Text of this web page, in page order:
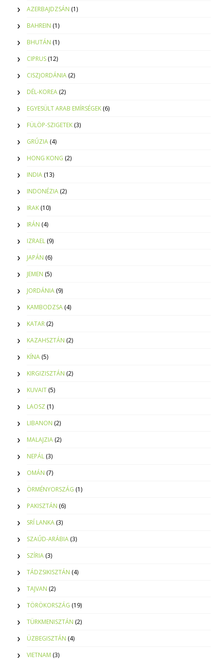
AZERBAJDZSÁN (1)
BAHREIN (1)
BHUTÁN (1)
CIPRUS (12)
CISZJORDÁNIA (2)
DÉL-KOREA (2)
EGYESÜLT ARAB EMÍRSÉGEK (6)
FÜLÖP-SZIGETEK (3)
GRÚZIA (4)
HONG KONG (2)
INDIA (13)
INDONÉZIA (2)
IRAK (10)
IRÁN (4)
IZRAEL (9)
JAPÁN (6)
JEMEN (5)
JORDÁNIA (9)
KAMBODZSA (4)
KATAR (2)
KAZAHSZTÁN (2)
KÍNA (5)
KIRGIZISZTÁN (2)
KUVAIT (5)
LAOSZ (1)
LIBANON (2)
MALAJZIA (2)
NEPÁL (3)
OMÁN (7)
ÖRMÉNYORSZÁG (1)
PAKISZTÁN (6)
SRÍ LANKA (3)
SZAÚD-ARÁBIA (3)
SZÍRIA (3)
TÁDZSIKISZTÁN (4)
TAJVAN (2)
TÖRÖKORSZÁG (19)
TÜRKMENISZTÁN (2)
ÜZBEGISZTÁN (4)
VIETNAM (3)